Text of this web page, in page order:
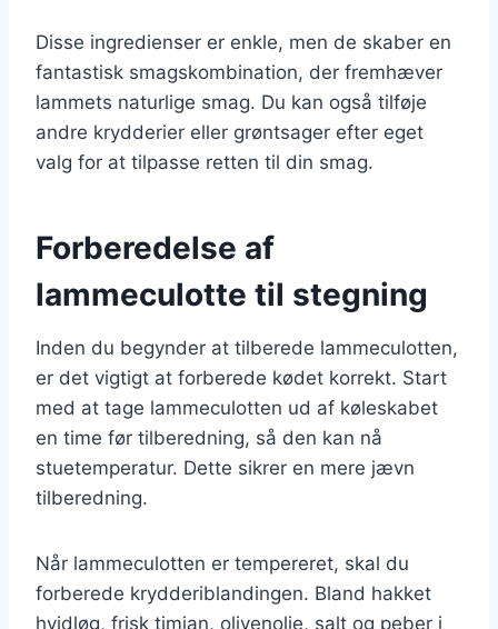
Disse ingredienser er enkle, men de skaber en
fantastisk smagskombination, der fremhæver
lammets naturlige smag. Du kan også tilføje
andre krydderier eller grøntsager efter eget
valg for at tilpasse retten til din smag.
Forberedelse af
lammeculotte til stegning
Inden du begynder at tilberede lammeculotten,
er det vigtigt at forberede kødet korrekt. Start
med at tage lammeculotten ud af køleskabet
en time før tilberedning, så den kan nå
stuetemperatur. Dette sikrer en mere jævn
tilberedning.
Når lammeculotten er tempereret, skal du
forberede krydderiblandingen. Bland hakket
hvidløg, frisk timian, olivenolie, salt og peber i